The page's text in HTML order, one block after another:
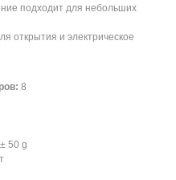
подходит для небольших
открытия и электрическое
8
50 g